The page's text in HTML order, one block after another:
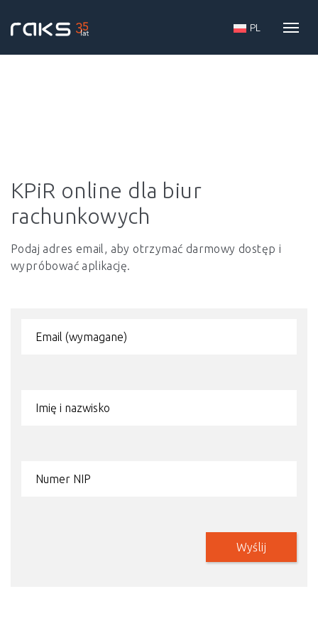
Main Navigation PL
KPiR online dla biur
rachunkowych
Podaj adres email, aby otrzymać darmowy dostęp i
wypróbować aplikację.